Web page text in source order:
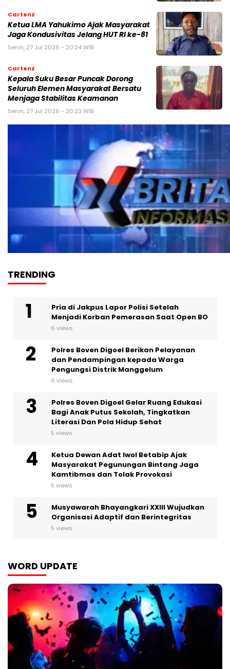
Cartenz
Ketua LMA Yahukimo Ajak Masyarakat
Jaga Kondusivitas Jelang HUT RI ke-81
Senin, 27 Jul 2026 - 20:24 WIB
Cartenz
Kepala Suku Besar Puncak Dorong
Seluruh Elemen Masyarakat Bersatu
Menjaga Stabilitas Keamanan
Senin, 27 Jul 2026 - 20:23 WIB
TRENDING
Pria di Jakpus Lapor Polisi Setelah
Menjadi Korban Pemerasan Saat Open BO
6 views
Polres Boven Digoel Berikan Pelayanan
dan Pendampingan kepada Warga
Pengungsi Distrik Manggelum
6 views
Polres Boven Digoel Gelar Ruang Edukasi
Bagi Anak Putus Sekolah, Tingkatkan
Literasi Dan Pola Hidup Sehat
5 views
Ketua Dewan Adat Iwol Betabip Ajak
Masyarakat Pegunungan Bintang Jaga
Kamtibmas dan Tolak Provokasi
5 views
Musyawarah Bhayangkari XXIII Wujudkan
Organisasi Adaptif dan Berintegritas
5 views
WORD UPDATE